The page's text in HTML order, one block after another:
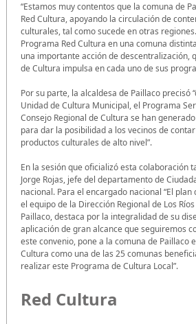
“Estamos muy contentos que la comuna de
Red Cultura, apoyando la circulación de
culturales, tal como sucede en otras
Programa Red Cultura en una comuna
una importante acción de descentralización,
de Cultura impulsa en cada uno de sus
Por su parte, la alcaldesa de Paillaco precisó
Unidad de Cultura Municipal, el Programa
Consejo Regional de Cultura se han
para dar la posibilidad a los vecinos de
productos culturales de alto nivel”.
En la sesión que oficializó esta colaboración
Jorge Rojas, jefe del departamento de
nacional. Para el encargado nacional “El
el equipo de la Dirección Regional de Los
Paillaco, destaca por la integralidad de su
aplicación de gran alcance que seguiremos
este convenio, pone a la comuna de Paillaco
Cultura como una de las 25 comunas
realizar este Programa de Cultura Local”.
Red Cultura